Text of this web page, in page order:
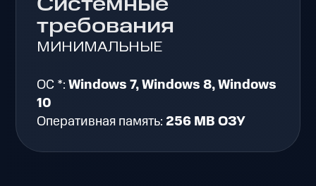
требования
МИНИМАЛЬНЫЕ
ОС *:Windows 7, Windows 8, Windows
10
Оперативная память: 256 MB ОЗУ